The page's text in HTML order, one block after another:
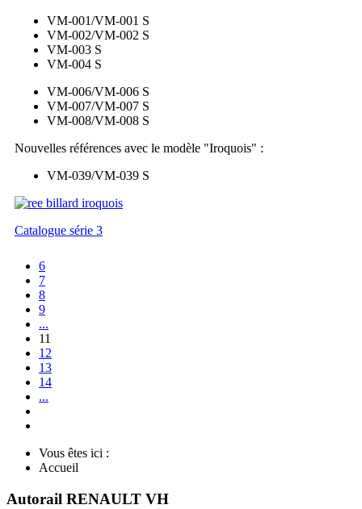
VM-001/VM-001 S
VM-002/VM-002 S
VM-003 S
VM-004 S
VM-006/VM-006 S
VM-007/VM-007 S
VM-008/VM-008 S
Nouvelles références avec le modèle "Iroquois" :
VM-039/VM-039 S
Catalogue série 3
6
7
8
9
...
11
12
13
14
...
Vous êtes ici :
Accueil
Autorail RENAULT VH